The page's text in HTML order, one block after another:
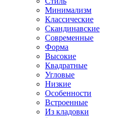
Минимализм
Классические
Скандинавские
Современные
Форма
Высокие
Квадратные
Угловые
Низкие
Особенности
Встроенные
Из кладовки